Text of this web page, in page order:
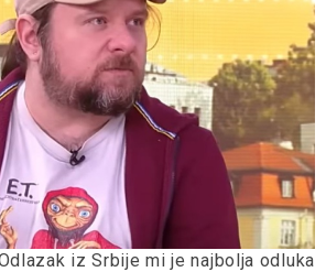
iz Srbije mi je najbolja odluka